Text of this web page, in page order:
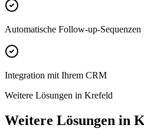
Automatische Follow-up-Sequenzen
Integration mit Ihrem CRM
Weitere Lösungen in Krefeld
Weitere Lösungen in